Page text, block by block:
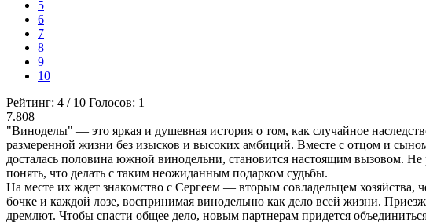
5
6
7
8
9
10
Рейтинг: 4 / 10 Голосов: 1
7.808
"Виноделы" — это яркая и душевная история о том, как случайное
размеренной жизни без изысков и высоких амбиций. Вместе с отцом и
досталась половина южной винодельни, становится настоящим вызовом. Не
понять, что делать с таким неожиданным подарком судьбы.
На месте их ждет знакомство с Сергеем — вторым совладельцем
бочке и каждой лозе, воспринимая винодельню как дело всей жизни.
дремлют. Чтобы спасти общее дело, новым партнерам придется